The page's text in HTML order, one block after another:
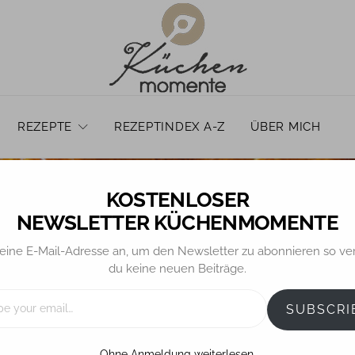
REZEPTE REZEPTINDEX A-Z ÜBER MICH
KUCHEN
Polenta
Kuchen upside
NEWSLETTER KÜCHENMOMENTE
E-Mail-Adresse an, um den Newsletter zu abonnieren so
du keine neuen Beiträge.